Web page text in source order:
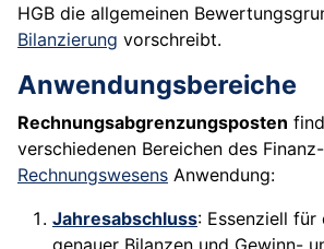
HGB die allgemeinen
Bilanzierung vorschreibt.
Anwendungsbereiche
Rechnungsabgrenzungsposten
verschiedenen Bereichen des
Rechnungswesens Anwendung:
Jahresabschluss: Essenziell für